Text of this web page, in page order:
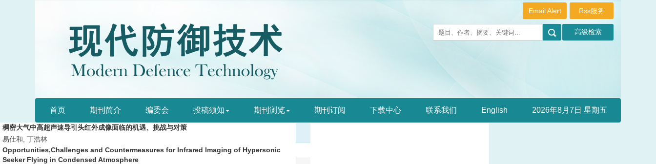
Rss服务
Email Alert
首页 期刊简介 编委会 投稿须知 期刊浏览 期刊订阅 下载中心 联系我们 English 2026年8月7日 星期五
稠密大气中高超声速导引头红外成像面临的机遇、挑战与对策
易仕和, 丁浩林
Opportunities,Challenges and Countermeasures for Infrared Imaging of Hypersonic
Seeker Flying in Condensed Atmosphere